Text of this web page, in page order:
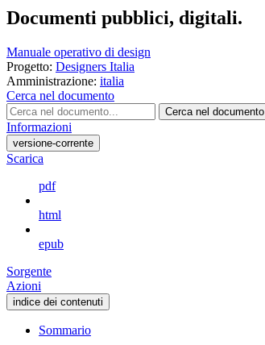
Documenti pubblici, digitali.
Manuale operativo di design
Progetto: Designers Italia
Amministrazione: italia
Cerca nel documento
Cerca nel documento
Informazioni
versione-corrente
Scarica
pdf
html
epub
Sorgente
Azioni
indice dei contenuti
Sommario